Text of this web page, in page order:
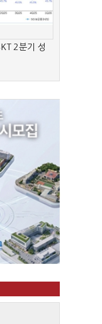
2분기 성